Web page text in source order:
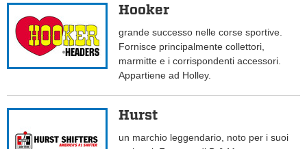
Hooker
grande successo nelle corse sportive.
Fornisce principalmente collettori,
marmitte e i corrispondenti accessori.
Appartiene ad Holley.
Hurst
un marchio leggendario, noto per i suoi